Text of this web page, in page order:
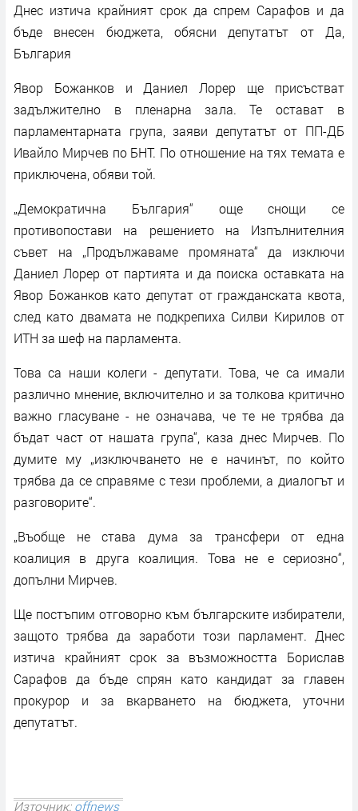
Днес изтича крайният срок да спрем Сарафов и да
бъде внесен бюджета, обясни депутатът от Да,
България
Явор Божанков и Даниел Лорер ще присъстват
задължително в пленарна зала. Те остават в
парламентарната група, заяви депутатът от ПП-ДБ
Ивайло Мирчев по БНТ. По отношение на тях темата е
приключена, обяви той.
„Демократична България“ още снощи се
противопостави на решението на Изпълнителния
съвет на „Продължаваме промяната“ да изключи
Даниел Лорер от партията и да поиска оставката на
Явор Божанков като депутат от гражданската квота,
след като двамата не подкрепиха Силви Кирилов от
ИТН за шеф на парламента.
Това са наши колеги - депутати. Това, че са имали
различно мнение, включително и за толкова критично
важно гласуване - не означава, че те не трябва да
бъдат част от нашата група“, каза днес Мирчев. По
думите му „изключването не е начинът, по който
трябва да се справяме с тези проблеми, а диалогът и
разговорите“.
„Въобще не става дума за трансфери от една
коалиция в друга коалиция. Това не е сериозно“,
допълни Мирчев.
Ще постъпим отговорно към българските избиратели,
защото трябва да заработи този парламент. Днес
изтича крайният срок за възможността Борислав
Сарафов да бъде спрян като кандидат за главен
прокурор и за вкарването на бюджета, уточни
депутатът.
Източник:offnews